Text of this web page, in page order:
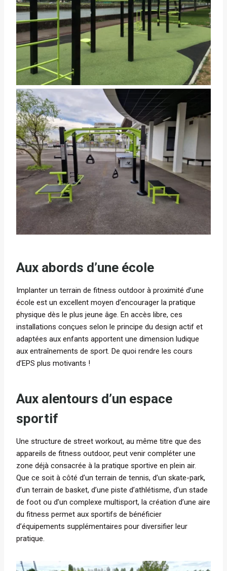
Aux abords d’une école
Implanter un terrain de fitness outdoor à proximité d’une
école est un excellent moyen d’encourager la pratique
physique dès le plus jeune âge. En accès libre, ces
installations conçues selon le principe du design actif et
adaptées aux enfants apportent une dimension ludique
aux entraînements de sport. De quoi rendre les cours
d’EPS plus motivants !
Aux alentours d’un espace
sportif
Une structure de street workout, au même titre que des
appareils de fitness outdoor, peut venir compléter une
zone déjà consacrée à la pratique sportive en plein air.
Que ce soit à côté d’un terrain de tennis, d’un skate-park,
d’un terrain de basket, d’une piste d’athlétisme, d’un stade
de foot ou d’un complexe multisport, la création d’une aire
du fitness permet aux sportifs de bénéficier
d’équipements supplémentaires pour diversifier leur
pratique.